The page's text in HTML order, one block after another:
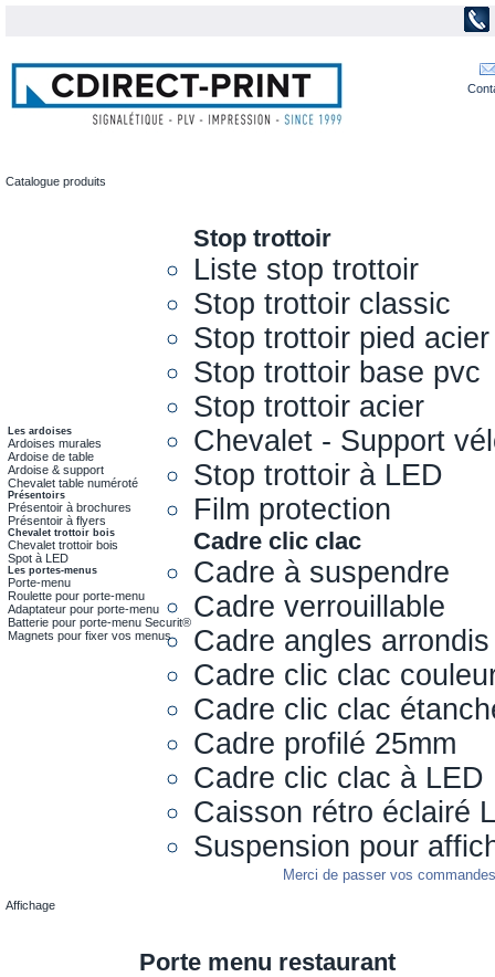
Catalogue produits
Les ardoises
Ardoises murales
Ardoise de table
Ardoise & support
Chevalet table numéroté
Présentoirs
Présentoir à brochures
Présentoir à flyers
Chevalet trottoir bois
Chevalet trottoir bois
Spot à LED
Les portes-menus
Porte-menu
Roulette pour porte-menu
Adaptateur pour porte-menu
Batterie pour porte-menu Securit®
Magnets pour fixer vos menus
Stop trottoir
Liste stop trottoir
Stop trottoir classic
Stop trottoir pied acier
Stop trottoir base pvc
Stop trottoir acier
Chevalet - Support
Stop trottoir à LED
Film protection
Cadre clic clac
Cadre à suspendre
Cadre verrouillable
Cadre angles arrondis
Cadre clic clac
Cadre clic clac
Cadre profilé 25mm
Cadre clic clac à LED
Caisson rétro éclairé
Suspension pour
Merci de passer vos
Affichage
Porte menu restaurant